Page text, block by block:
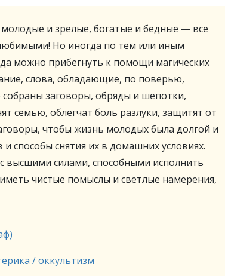
и зрелые, богатые и бедные — все
Но иногда по тем или иным
можно прибегнуть к помощи магических
слова, обладающие, по поверью,
заговоры, обряды и шепотки,
семью, облегчат боль разлуки, защитят от
чтобы жизнь молодых была долгой и
способы снятия их в домашних условиях.
высшими силами, способными исполнить
чистые помыслы и светлые намерения,
/ оккультизм